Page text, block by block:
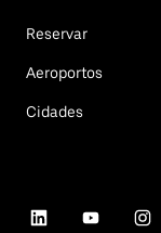
Reservar
Aeroportos
Cidades